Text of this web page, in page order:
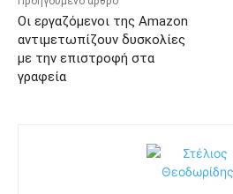
Οι εργαζόμενοι της Amazon
αντιμετωπίζουν δυσκολίες
με την επιστροφή στα
γραφεία